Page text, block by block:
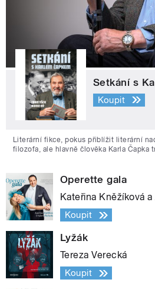
Setkání s
Koupit
Literární fikce, pokus přiblížit literární
filozofa, ale hlavně člověka Karla Čapka
Operette gala
Kateřina Kněžíková
Koupit
Lyžák
Tereza Verecká
Koupit